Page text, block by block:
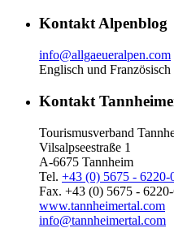
Kontakt Alpenblog
info@allgaeueralpen.com
Englisch und Französisch
Kontakt
Tourismusverband
Vilsalpseestraße 1
A-6675 Tannheim
Tel. +43 (0) 5675 - 6220-
Fax. +43 (0) 5675 -
www.tannheimertal.com
info@tannheimertal.com